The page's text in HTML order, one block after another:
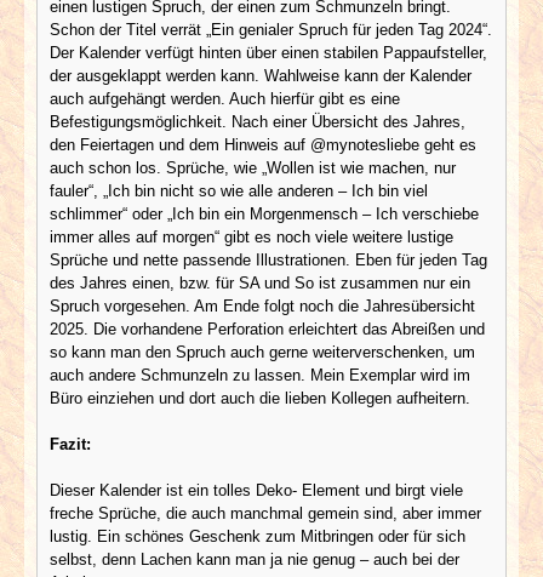
einen lustigen Spruch, der einen zum Schmunzeln bringt.
Schon der Titel verrät „Ein genialer Spruch für jeden Tag 2024“.
Der Kalender verfügt hinten über einen stabilen Pappaufsteller,
der ausgeklappt werden kann. Wahlweise kann der Kalender
auch aufgehängt werden. Auch hierfür gibt es eine
Befestigungsmöglichkeit. Nach einer Übersicht des Jahres,
den Feiertagen und dem Hinweis auf @mynotesliebe geht es
auch schon los. Sprüche, wie „Wollen ist wie machen, nur
fauler“, „Ich bin nicht so wie alle anderen – Ich bin viel
schlimmer“ oder „Ich bin ein Morgenmensch – Ich verschiebe
immer alles auf morgen“ gibt es noch viele weitere lustige
Sprüche und nette passende Illustrationen. Eben für jeden Tag
des Jahres einen, bzw. für SA und So ist zusammen nur ein
Spruch vorgesehen. Am Ende folgt noch die Jahresübersicht
2025. Die vorhandene Perforation erleichtert das Abreißen und
so kann man den Spruch auch gerne weiterverschenken, um
auch andere Schmunzeln zu lassen. Mein Exemplar wird im
Büro einziehen und dort auch die lieben Kollegen aufheitern.
Fazit:
Dieser Kalender ist ein tolles Deko- Element und birgt viele
freche Sprüche, die auch manchmal gemein sind, aber immer
lustig. Ein schönes Geschenk zum Mitbringen oder für sich
selbst, denn Lachen kann man ja nie genug – auch bei der